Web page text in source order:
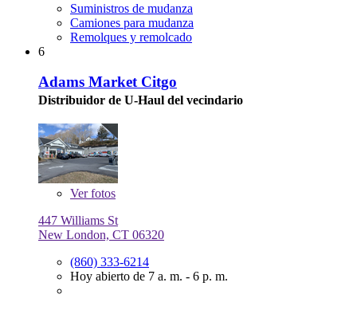
Suministros de mudanza
Camiones para mudanza
Remolques y remolcado
6
Adams Market Citgo
Distribuidor de U-Haul del vecindario
Verfotos
447 Williams St
New London, CT 06320
(860) 333-6214
Hoy abierto de 7 a. m. - 6 p. m.